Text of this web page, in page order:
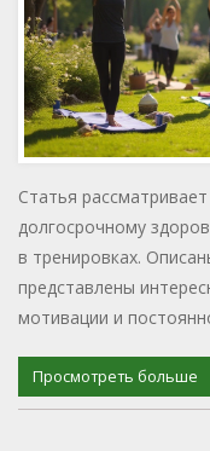
Статья
долгосрочному
в тренировках.
представлены
мотивации и
Просмотреть больше